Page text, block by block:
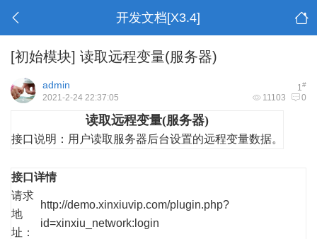
开发文档[X3.4]
[初始模块] 读取远程变量(服务器)
1#
admin
11103 0
2021-2-24 22:37:05
读取远程变量(服务器)
接口说明： 用户读取服务器后台设置的远程变量数据。
接口详情
请求
地
址：
http://demo.xinxiuvip.com/plugin.php?
id=xinxiu_network:login